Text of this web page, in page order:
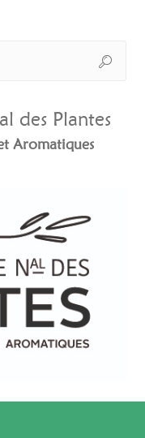
des Plantes
Aromatiques